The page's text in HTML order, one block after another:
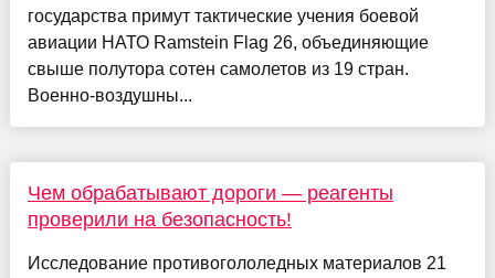
государства примут тактические учения боевой
авиации НАТО Ramstein Flag 26, объединяющие
свыше полутора сотен самолетов из 19 стран.
Военно-воздушны...
Чем обрабатывают дороги — реагенты
проверили на безопасность!
Исследование противогололедных материалов 21